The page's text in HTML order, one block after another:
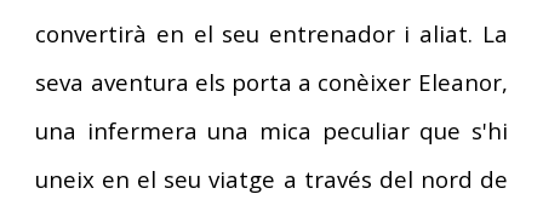
convertirà en el seu entrenador i aliat. La
seva aventura els porta a conèixer Eleanor,
una infermera una mica peculiar que s'hi
uneix en el seu viatge a través del nord de